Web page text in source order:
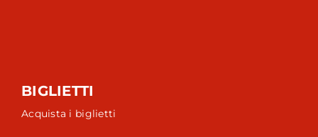
BIGLIETTI
Acquista i biglietti